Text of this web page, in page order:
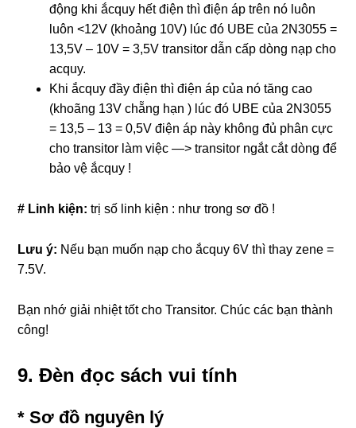
động khi ắcquy hết điện thì điện áp trên nó luôn
luôn <12V (khoảng 10V) lúc đó UBE của 2N3055 =
13,5V – 10V = 3,5V transitor dẫn cấp dòng nạp cho
acquy.
Khi ắcquy đầy điện thì điện áp của nó tăng cao
(khoãng 13V chẵng hạn ) lúc đó UBE của 2N3055
= 13,5 – 13 = 0,5V điện áp này không đủ phân cực
cho transitor làm việc —> transitor ngắt cắt dòng để
bảo vệ ắcquy !
# Linh kiện: trị số linh kiện : như trong sơ đồ !
Lưu ý: Nếu bạn muốn nạp cho ắcquy 6V thì thay zene =
7.5V.
Bạn nhớ giải nhiệt tốt cho Transitor. Chúc các bạn thành
công!
9. Đèn đọc sách vui tính
* Sơ đồ nguyên lý